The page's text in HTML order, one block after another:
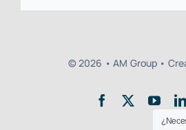
© 2026 • AM Group •